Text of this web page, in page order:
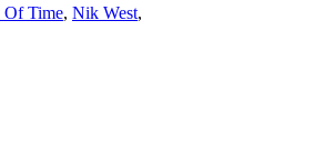
Of Time, Nik West,